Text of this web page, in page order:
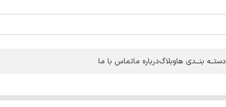
دستــه بنــدی هاوبلاگدرباره ماتماس با ما